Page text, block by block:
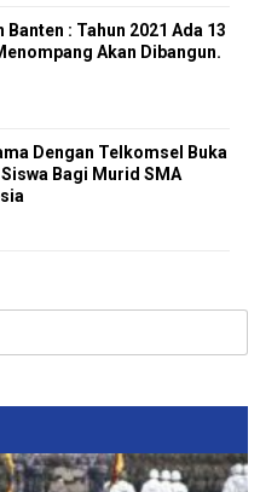
: Tahun 2021 Ada 13
Akan Dibangun.
Dengan Telkomsel Buka
Bagi Murid SMA